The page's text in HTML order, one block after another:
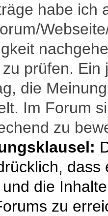
habe ich
prüfen.
die
Im Forum
zu
die
zu